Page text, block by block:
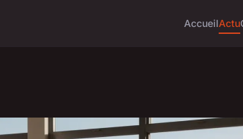
AccueilActu